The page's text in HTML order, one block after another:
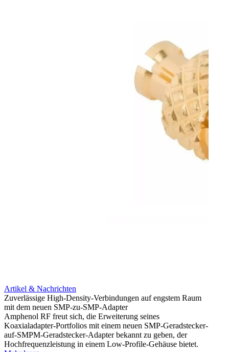
Artikel & Nachrichten
Zuverlässige High-Density-Verbindungen auf engstem Raum
mit dem neuen SMP-zu-SMP-Adapter
Amphenol RF freut sich, die Erweiterung seines
Koaxialadapter-Portfolios mit einem neuen SMP-Geradstecker-
auf-SMPM-Geradstecker-Adapter bekannt zu geben, der
Hochfrequenzleistung in einem Low-Profile-Gehäuse bietet.